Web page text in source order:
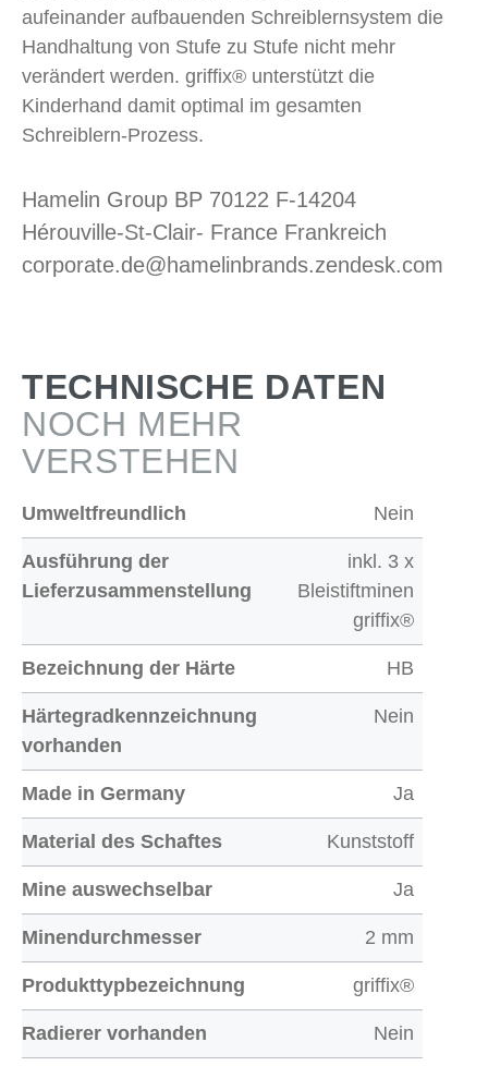
aufeinander aufbauenden Schreiblernsystem die
Handhaltung von Stufe zu Stufe nicht mehr
verändert werden. griffix® unterstützt die
Kinderhand damit optimal im gesamten
Schreiblern-Prozess.
Hamelin Group BP 70122 F-14204
Hérouville-St-Clair- France Frankreich
corporate.de@hamelinbrands.zendesk.com
TECHNISCHE DATEN
NOCH MEHR
VERSTEHEN
Umweltfreundlich Nein
Ausführung der
Lieferzusammenstellung
inkl. 3 x
Bleistiftminen
griffix®
Bezeichnung der Härte HB
Härtegradkennzeichnung
vorhanden
Nein
Made in Germany Ja
Material des Schaftes Kunststoff
Mine auswechselbar Ja
Minendurchmesser 2 mm
Produkttypbezeichnung griffix®
Radierer vorhanden Nein